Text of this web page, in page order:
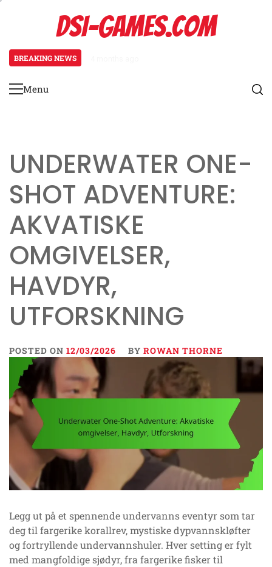
DSI-GAMES.COM
BREAKING NEWS
Primary
Menu
UNDERWATER ONE-
SHOT ADVENTURE:
AKVATISKE
OMGIVELSER,
HAVDYR,
UTFORSKNING
POSTED ON 12/03/2026 BY ROWAN THORNE
Legg ut på et spennende undervanns eventyr som tar
deg til fargerike korallrev, mystiske dypvannskløfter
og fortryllende undervannshuler. Hver setting er fylt
med mangfoldige sjødyr, fra fargerike fisker til